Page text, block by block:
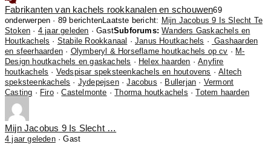
Fabrikanten van kachels rookkanalen en schouwen69
onderwerpen · 89 berichten Laatste bericht: Mijn Jacobus 9 Is Slecht Te
Stoken · 4 jaar geleden · GastSubforums: Wanders Gaskachels en
Houtkachels · Stabile Rookkanaal ·Janus Houtkachels ·
Gashaarden
en sfeerhaarden · Olymberyl & Horseflame houtkachels op cv · M-
Design houtkachels en gaskachels · Helex haarden ·Anyfire
houtkachels · Vedspisar speksteenkachels en houtovens ·Altech
speksteenkachels · Jydepejsen·Jacobus · Bullerjan · Vermont
Casting · Firo·Castelmonte ·Thorma houtkachels ·Totem haarden
Mijn Jacobus 9 Is Slecht …
4 jaar geleden·Gast